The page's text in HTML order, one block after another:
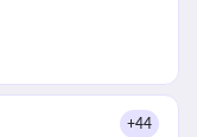
+44